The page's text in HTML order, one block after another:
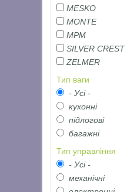
MESKO
MONTE
MPM
SILVER CREST
ZELMER
Тип ваги
- Усі -
кухонні
підлогові
багажні
Тип управління
- Усі -
механічні